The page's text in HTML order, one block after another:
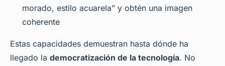
morado, estilo acuarela” y obtén una imagen
coherente
Estas capacidades demuestran hasta dónde ha
llegado la democratización de la tecnología. No